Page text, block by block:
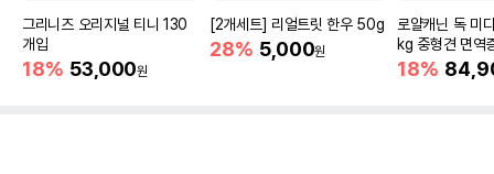
그리니즈 오리지널 티니 130
개입
18% 53,000원
[2개세트] 리얼트릿 한우 50g
28% 5,000원
로얄캐닌 독 미
kg 중형견 면역
18%